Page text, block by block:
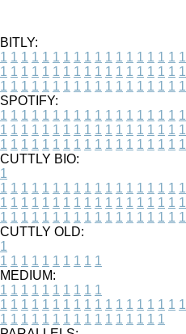
BITLY:
1 1 1 1 1 1 1 1 1 1 1 1 1 1 1 1 1 1
1 1 1 1 1 1 1 1 1 1 1 1 1 1 1 1 1 1
1 1 1 1 1 1 1 1 1 1 1 1 1 1 1 1 1 1
SPOTIFY:
1 1 1 1 1 1 1 1 1 1 1 1 1 1 1 1 1 1
1 1 1 1 1 1 1 1 1 1 1 1 1 1 1 1 1 1
1 1 1 1 1 1 1 1 1 1 1 1 1 1 1 1 1 1
CUTTLY BIO:
1
1 1 1 1 1 1 1 1 1 1 1 1 1 1 1 1 1 1
1 1 1 1 1 1 1 1 1 1 1 1 1 1 1 1 1 1
1 1 1 1 1 1 1 1 1 1 1 1 1 1 1 1 1 1
CUTTLY OLD:
1
1 1 1 1 1 1 1 1 1 1
MEDIUM:
1 1 1 1 1 1 1 1 1 1
1 1 1 1 1 1 1 1 1 1 1 1 1 1 1 1 1 1
1 1 1 1 1 1 1 1 1 1 1 1 1 1 1 1